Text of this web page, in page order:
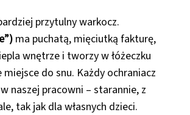
przytulny warkocz.
ma puchatą, mięciutką fakturę,
wnętrze i tworzy w łóżeczku
do snu. Każdy ochraniacz
naszej pracowni – starannie, z
tak jak dla własnych dzieci.